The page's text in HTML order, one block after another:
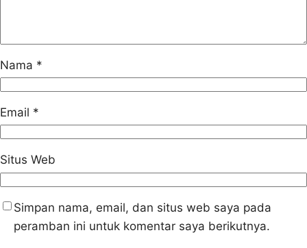
Nama *
Email *
Situs Web
Simpan nama, email, dan situs web saya pada
peramban ini untuk komentar saya berikutnya.